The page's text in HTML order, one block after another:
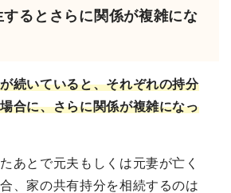
るとさらに関係が複雑にな
続いていると、それぞれの持分
合に、さらに関係が複雑になっ
あとで元夫もしくは元妻が亡く
、家の共有持分を相続するのは